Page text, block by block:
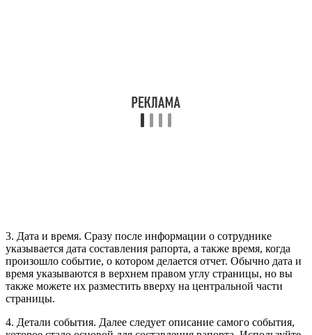
3. Дата и время. Сразу после информации о сотруднике
указывается дата составления рапорта, а также время, когда
произошло событие, о котором делается отчет. Обычно дата и
время указываются в верхнем правом углу страницы, но вы
также можете их разместить вверху на центральной части
страницы.
4. Детали события. Далее следует описание самого события,